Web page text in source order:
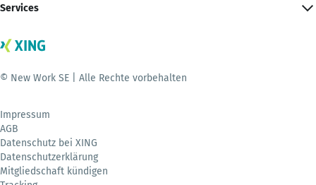
Services
© New Work SE | Alle Rechte vorbehalten
Impressum
AGB
Datenschutz bei XING
Datenschutzerklärung
Mitgliedschaft kündigen